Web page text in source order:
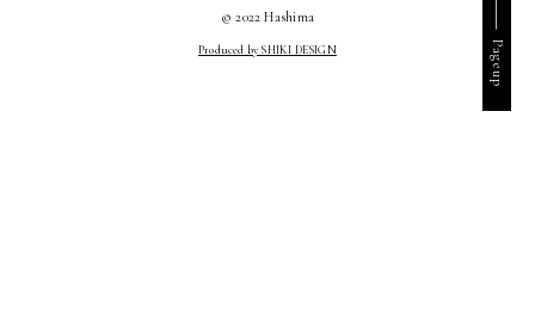
© 2022 Hashima
Produced by SHIKI DESIGN Pageup